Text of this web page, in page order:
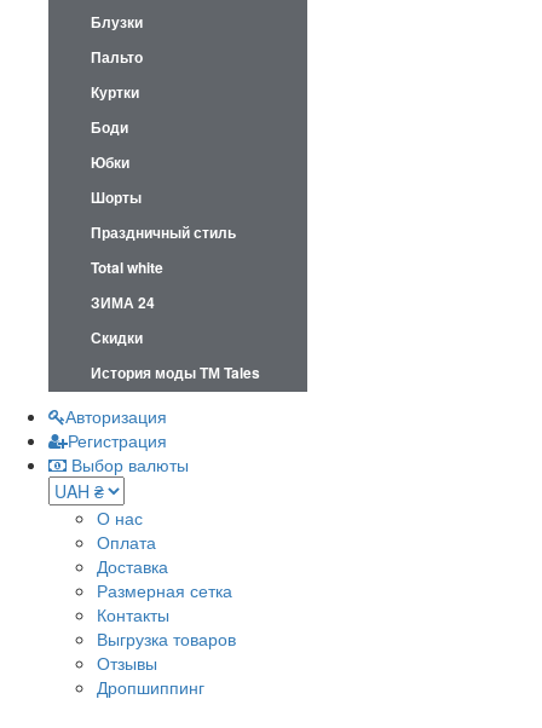
Блузки
Пальто
Куртки
Боди
Юбки
Шорты
Праздничный стиль
Total white
ЗИМА 24
Скидки
История моды ТМ Tales
Авторизация
Регистрация
Выбор валюты
О нас
Оплата
Доставка
Размерная сетка
Контакты
Выгрузка товаров
Отзывы
Дропшиппинг